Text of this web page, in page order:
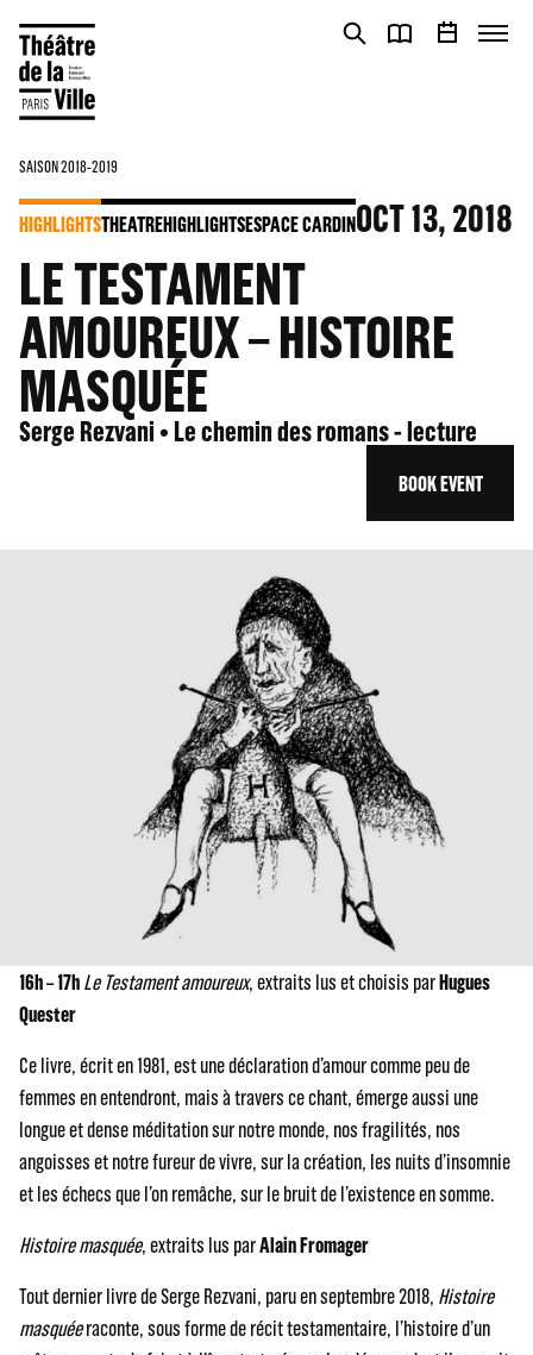
SAISON 2018-2019
HIGHLIGHTSTHEATREHIGHLIGHTSESPACE CARDINOCT13, 2018
LE TESTAMENT
AMOUREUX – HISTOIRE
MASQUÉE
Serge Rezvani • Le chemin des romans - lecture
BOOK EVENT
16h – 17hLe Testament amoureux, extraits lus et choisis parHugues
Quester
Ce livre, écrit en 1981, est une déclaration d’amour comme peu de
femmes en entendront, mais à travers ce chant, émerge aussi une
longue et dense méditation sur notre monde, nos fragilités, nos
angoisses et notre fureur de vivre, sur la création, les nuits d’insomnie
et les échecs que l’on remâche, sur le bruit de l’existence en somme.
Histoire masquée, extraits lus parAlain Fromager
Tout dernier livre de Serge Rezvani, paru en septembre 2018, Histoire
masquéeraconte, sous forme de récit testamentaire, l’histoire d’un